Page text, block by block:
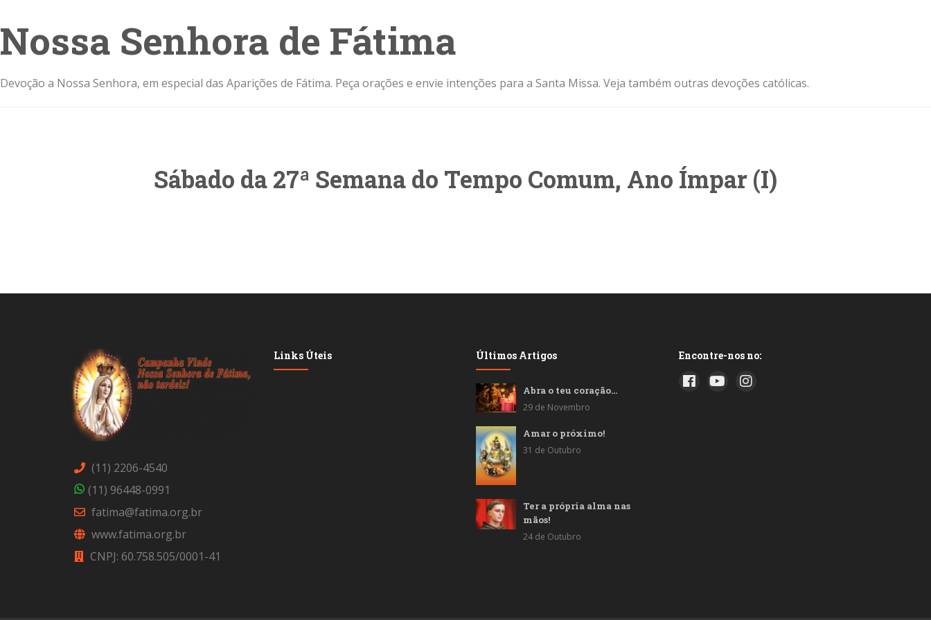
Nossa Senhora de Fátima
Devoção a Nossa Senhora, em especial das Aparições de Fátima. Peça orações e envie intenções para a Santa Missa. Veja também outras devoções católicas.
Sábado da 27ª Semana do Tempo Comum, Ano Ímpar (I)
(11) 2206-4540
(11) 96448-0991
fatima@fatima.org.br
www.fatima.org.br
CNPJ: 60.758.505/0001-41
Links Úteis Últimos Artigos
Abra o teu coração…
29 de Novembro
Amar o próximo!
31 de Outubro
Ter a própria alma nas
mãos!
24 de Outubro
Encontre-nos no: